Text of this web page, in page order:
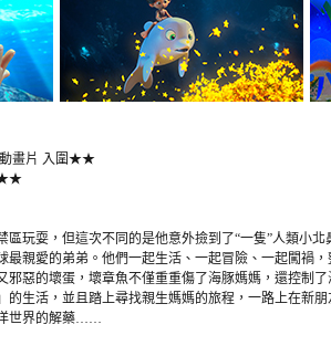
畫片 入圍★★
★★
區玩耍，但這次不同的是他意外撿到了“一隻”人類小
最親愛的弟弟。他們一起生活、一起冒險、一起闖禍
邪惡的壞蛋，壞章魚不僅重重傷了海豚媽媽，還控制
的生活，並且踏上尋找親生媽媽的旅程，一路上在新
世界的解藥……